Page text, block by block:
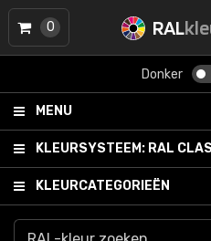
RAL
Donker
MENU
KLEURSYSTEEM: RAL
KLEURCATEGORIEËN
0